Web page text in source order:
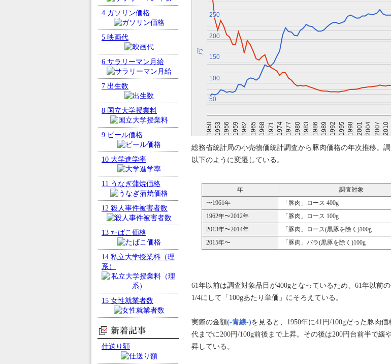
1950 1953 1956 1959 1962 1965 1968 1971 1974 1977 1980 1983 1986 1989 1992 1995 1998 2001 2004 2007 2010
50
50
100
100
150
150
200
200
250
250
円
総務省統計局の小売物価統計調査から豚肉価格の年次推移。
以下のように変遷している。
年 調査対象
〜1961年 「豚肉」ロース 400g
1962年〜2012年 「豚肉」ロース 100g
2013年〜2014年 「豚肉」ロース(黒豚を除く)100g
2015年〜 「豚肉」バラ(黒豚を除く)100g
61年以前は調査対象品目が400gとなっているため、61年以前
1/4にして「100gあたり単価」にそろえている。
実際の金額(-青線-)を見ると、1950年に41円/100gだった豚肉価
代までに200円/100g前後まで上昇。その後は200円台前半で緩
昇している。
4 ガソリン価格
5 映画代
6 サラリーマン月給
7 出生数
8 国立大学授業料
9 ビール価格
10 大学進学率
11 うなぎ蒲焼価格
12 殺人事件被害者数
13 たばこ価格
14 私立大学授業料（理
系）
15 女性就業者数
新着記事
仕送り額